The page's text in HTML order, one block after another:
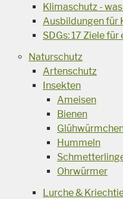
Klimaschutz -
Ausbildungen für
SDGs: 17 Ziele
Naturschutz
Artenschutz
Insekten
Ameisen
Bienen
Hummeln
Ohrwürmer
Lurche &